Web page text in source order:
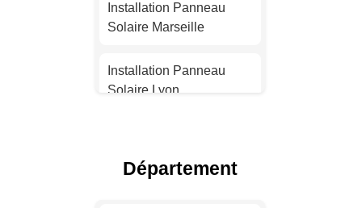
Installation Panneau
Solaire Marseille
Installation Panneau
Solaire Lyon
Département